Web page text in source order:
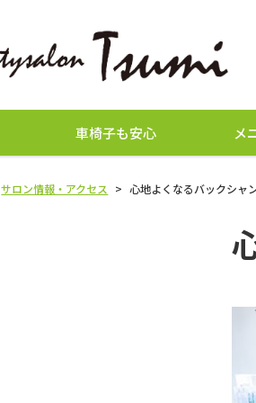
車椅子も安心 メ
サロン情報・アクセス > 心地よくなるバックシャ